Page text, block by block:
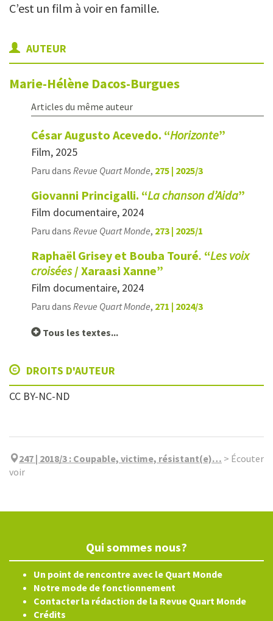
C’est un film à voir en famille.
AUTEUR
Marie-Hélène Dacos-Burgues
Articles du même auteur
César Augusto Acevedo. “Horizonte”
Film, 2025
Paru dans Revue Quart Monde, 275 | 2025/3
Giovanni Princigalli. “La chanson d’Aida”
Film documentaire, 2024
Paru dans Revue Quart Monde, 273 | 2025/1
Raphaël Grisey et Bouba Touré. “Les voix
croisées/ Xaraasi Xanne”
Film documentaire, 2024
Paru dans Revue Quart Monde, 271 | 2024/3
Tous les textes...
DROITS D'AUTEUR
CC BY-NC-ND
247 | 2018/3 : Coupable, victime, résistant(e)… > Écouter
voir
Qui sommes nous?
Un point de rencontre avec le Quart Monde
Notre mode de fonctionnement
Contacter la rédaction de la Revue Quart Monde
Crédits